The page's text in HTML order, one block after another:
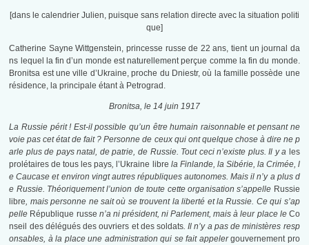
[dans le calendrier Julien, puisque sans relation directe avec la situation politi
que]
Catherine Sayne Wittgenstein, princesse russe de 22 ans, tient un journal da
ns lequel la fin d’un monde est naturellement perçue comme la fin du monde.
Bronitsa est une ville d’Ukraine, proche du Dniestr, où la famille possède une
résidence, la principale étant à Petrograd.
Bronitsa, le 14 juin 1917
La Russiepérit ! Est-il possible qu’un être humain raisonnable et pensant ne
voie pas cet état de fait ? Personne de ceux qui ont quelque chose à dire ne p
arle plus de pays natal, de patrie, de Russie. Tout ceci n’existe plus. Il y a les
prolétaires de tous les pays, l’Ukraine libre la Finlande, la Sibérie, la Crimée, l
e Caucase et environ vingt autres républiques autonomes. Mais il n’y a plus d
e Russie. Théoriquement l’union de toute cette organisation s’appelle Russie
libre, mais personne ne sait où se trouvent la liberté et la Russie. Ce qui s’ap
pelle République russe n’a ni président, ni Parlement, mais à leur place le Co
nseil des délégués des ouvriers et des soldats. Il n’y a pas de ministères resp
onsables, à la place une administration qui se fait appelergouvernement pro